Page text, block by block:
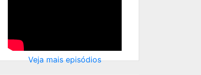
Veja mais episódios